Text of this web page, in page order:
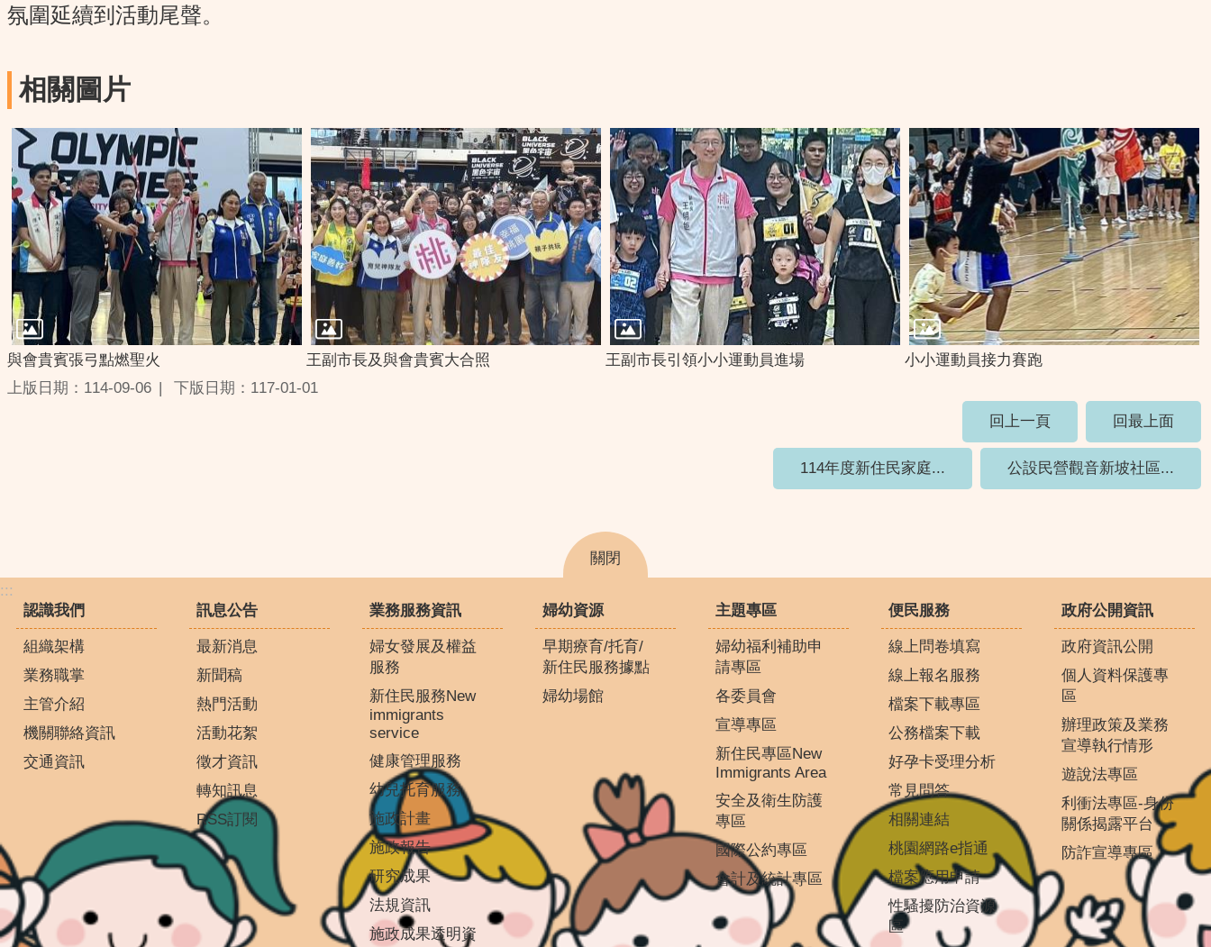
氛圍延續到活動尾聲。
相關圖片
與會貴賓張弓點燃聖火 王副市長及與會貴賓大合照 王副市長引領小小運動員進場
小小運動員接力賽跑
上版日期：114-09-06
下版日期：117-01-01
回上一頁
回最上面
114年度新住民家庭... 公設民營觀音新坡社區...
關閉
:::
認識我們
組織架構
業務職掌
主管介紹
機關聯絡資訊
交通資訊
訊息公告
最新消息
新聞稿
熱門活動
活動花絮
徵才資訊
轉知訊息
RSS訂閱
業務服務資訊
婦女發展及權益
服務
新住民服務New
immigrants
service
健康管理服務
幼兒托育服務
施政計畫
施政報告
研究成果
法規資訊
施政成果透明資
婦幼資源
早期療育/托育/
新住民服務據點
婦幼場館
主題專區
婦幼福利補助申
請專區
各委員會
宣導專區
新住民專區New
Immigrants Area
安全及衛生防護
專區
國際公約專區
會計及統計專區
便民服務
線上問卷填寫
線上報名服務
檔案下載專區
公務檔案下載
好孕卡受理分析
常見問答
相關連結
桃園網路e指通
檔案應用申請
性騷擾防治資源
區
政府公開資訊
政府資訊公開
個人資料保護專
區
辦理政策及業務
宣導執行情形
遊說法專區
利衝法專區-身份
關係揭露平台
防詐宣導專區